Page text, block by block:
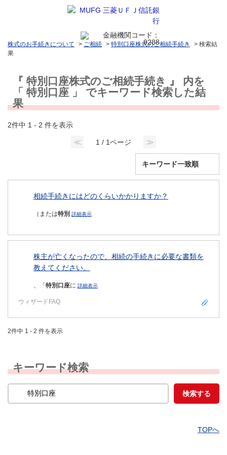
株式のお手続きについて > ご相続 > 特別口座株式のご相続手続き > 検索結
果
『 特別口座株式のご相続手続き 』 内を
「 特別口座 」 でキーワード検索した結
果
2件中 1 - 2 件を表示
≪ 1 / 1ページ ≫
相続手続きにはどのくらいかかりますか？
（または特別 詳細表示
株主が亡くなったので、相続の手続きに必要な書類を
教えてください。
、「 特別口座に 詳細表示
ウィザードFAQ
2件中 1 - 2 件を表示
キーワード検索
TOPへ